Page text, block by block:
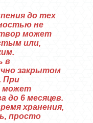
до тех
не
может
или,
в
закрытом
При
может
до 6 месяцев.
хранения,
просто